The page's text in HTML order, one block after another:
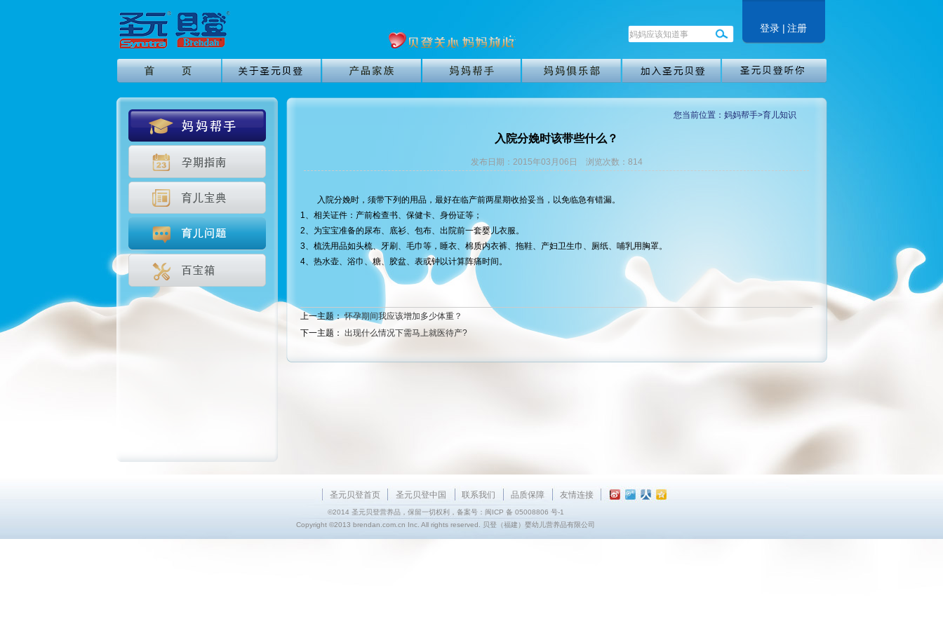
登录 | 注册
您当前位置：妈妈帮手>育儿知识
入院分娩时该带些什么？
发布日期： 2015年03月06日 浏览次数： 814
入院分娩时，须带下列的用品，最好在临产前两星期收拾妥当，以免临急有错漏。
1、相关证件：产前检查书、保健卡、身份证等；
2、为宝宝准备的尿布、底衫、包布、出院前一套婴儿衣服。
3、梳洗用品如头梳、牙刷、毛巾等，睡衣、棉质内衣裤、拖鞋、产妇卫生巾、厕纸、哺乳用胸罩。
4、热水壶、浴巾、糖、胶盆、表或钟以计算阵痛时间。
上一主题：怀孕期间我应该增加多少体重？
下一主题： 出现什么情况下需马上就医待产?
圣元贝登首页 圣元贝登中国 联系我们 品质保障 友情连接 !
©2014 圣元贝登营养品，保留一切权利，备案号：闽ICP 备 05008806 号-1
Copyright ©2013 brendan.com.cn Inc. All rights reserved. 贝登（福建）婴幼儿营养品有限公司